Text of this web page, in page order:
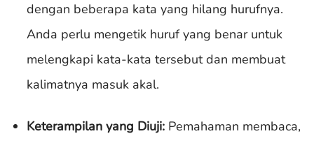
dengan beberapa kata yang hilang hurufnya.
Anda perlu mengetik huruf yang benar untuk
melengkapi kata-kata tersebut dan membuat
kalimatnya masuk akal.
Keterampilan yang Diuji: Pemahaman membaca,